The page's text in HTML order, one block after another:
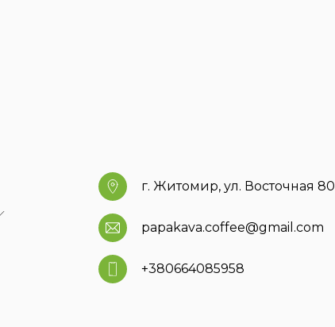
г. Житомир, ул. Восточная 80
papakava.coffee@gmail.com
+380664085958